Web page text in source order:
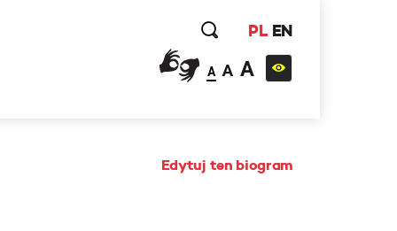
PL EN
A A A
Edytuj ten biogram